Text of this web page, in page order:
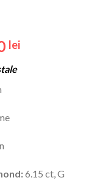
leiPrețul
6.15 ct, G